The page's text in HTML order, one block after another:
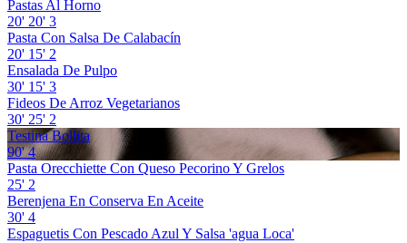
Pastas Al Horno
20' 20' 3
Pasta Con Salsa De Calabacín
20' 15' 2
Ensalada De Pulpo
30' 15' 3
Fideos De Arroz Vegetarianos
30' 25' 2
Testina Bollita
90'4
Pasta Orecchiette Con Queso Pecorino Y Grelos
25' 2
Berenjena En Conserva En Aceite
30' 4
Espaguetis Con Pescado Azul Y Salsa 'agua Loca'